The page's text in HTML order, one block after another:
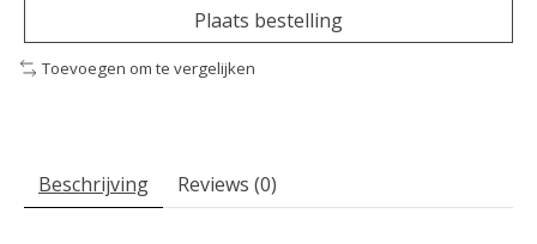
Plaats bestelling
Toevoegen om te vergelijken
Beschrijving Reviews (0)